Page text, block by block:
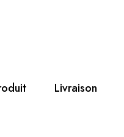
Livraison